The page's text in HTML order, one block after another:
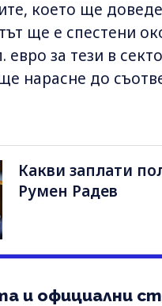
което ще
ще е спестени
за тези в
нарасне до
Какви заплати
Румен Радев
и официални